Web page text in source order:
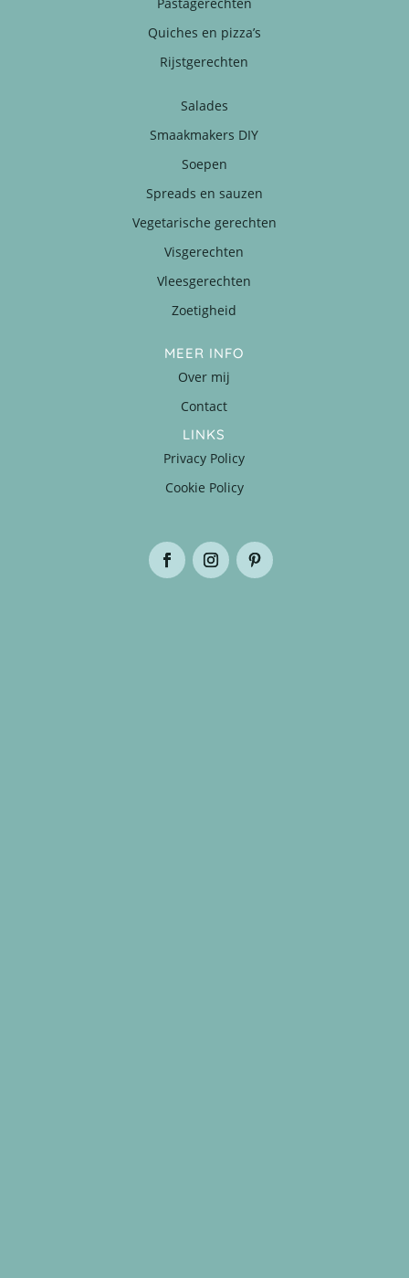
Quiches en pizza’s
Rijstgerechten
Salades
Smaakmakers DIY
Soepen
Spreads en sauzen
Vegetarische gerechten
Visgerechten
Vleesgerechten
Zoetigheid
MEER INFO
Over mij
Contact
LINKS
Privacy Policy
Cookie Policy